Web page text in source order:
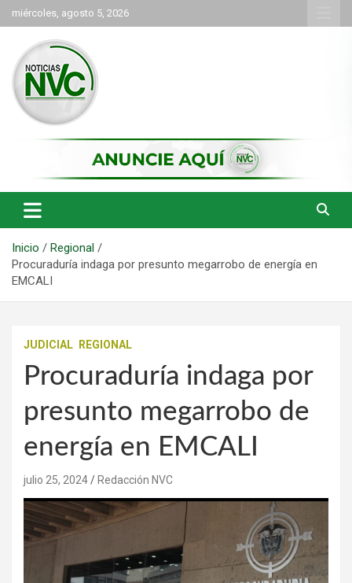
Saltar
al
contenido
miércoles, agosto 5, 2026
NVC Noticias
Inicio
Regional
Procuraduría indaga por presunto megarrobo de energía en
EMCALI
JUDICIAL REGIONAL
Procuraduría indaga por
presunto megarrobo de
energía en EMCALI
julio 25, 2024 Redacción NVC